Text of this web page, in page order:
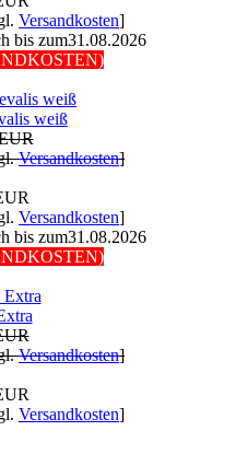
Versandkosten]
bis zum31.08.2026
weiß
Versandkosten]
Versandkosten]
bis zum31.08.2026
Versandkosten]
Versandkosten]